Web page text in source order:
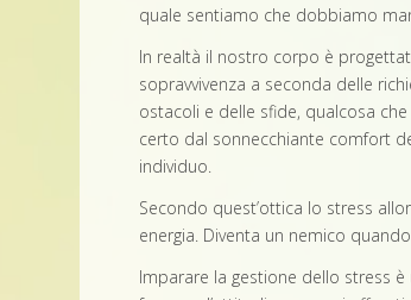
quale sentiamo che dobbiamo
In realtà il nostro corpo è
sopravvivenza a seconda delle
ostacoli e delle sfide, qualcosa
certo dal sonnecchiante comfort
individuo.
Secondo quest’ottica lo stress
energia. Diventa un nemico
Imparare la gestione dello stress